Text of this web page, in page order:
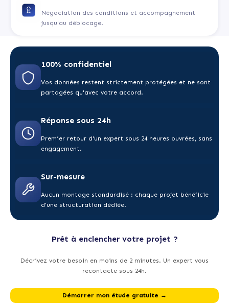
Négociation des conditions et accompagnement
jusqu'au déblocage.
100% confidentiel
Vos données restent strictement protégées et ne sont
partagées qu'avec votre accord.
Réponse sous 24h
Premier retour d'un expert sous 24 heures ouvrées, sans
engagement.
Sur-mesure
Aucun montage standardisé : chaque projet bénéficie
d'une structuration dédiée.
Prêt à enclencher votre projet ?
Décrivez votre besoin en moins de 2 minutes. Un expert vous
recontacte sous 24h.
Démarrer mon étude gratuite →